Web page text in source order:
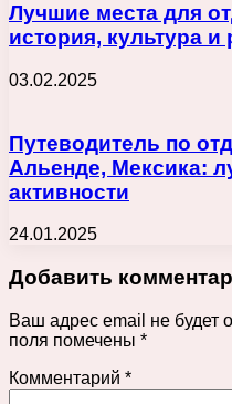
Лучшие места для
история, культура и
03.02.2025
Путеводитель по
Альенде, Мексика:
активности
24.01.2025
Добавить
Ваш адрес email не будет
поля помечены *
Комментарий *